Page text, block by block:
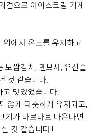
쓰기
식하고 왔는데 전체적으
상 깊었던 건 해산물 코
론 참치와 연어 등 다양
고 얼음 위에 깔끔하게
니다. 회도 두툼하게 썰려
신선해서 여러 번 가져
견으로 아이스크림 기계
위에서 온도를 유지하고
보쌈김치, 멘보샤, 유산슬
것 같습니다.
고 맛있었습니다.
않게 따뜻하게 유지되고,
기가 바로바로 나온다면
것 같습니다 !